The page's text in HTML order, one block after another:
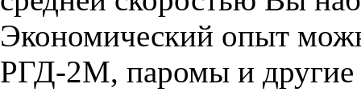
Экономический опыт
РГД-2М, паромы и другие